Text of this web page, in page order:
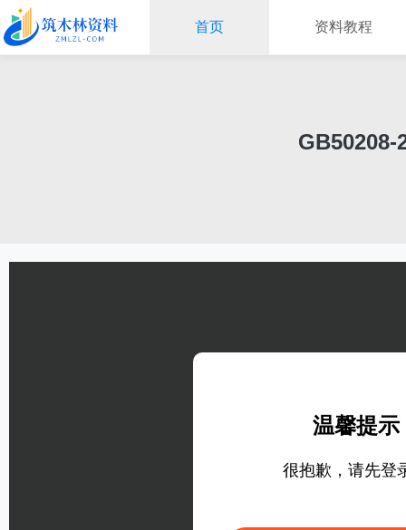
首页 资料教程
GB50208-
温馨提示
很抱歉，请先登